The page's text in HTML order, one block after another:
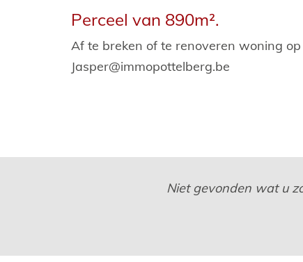
Omschrijving
Perceel van 890m².
Af te breken of te renoveren woning
Jasper@immopottelberg.be
Niet gevonden wat u